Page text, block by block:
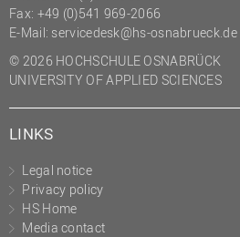
(PMO)
Recht
Science to Business GmbH
Studierendensekretariat
Studium und Lehre
Transfer- und
Innovationsmanagement
Fax: +49 (0)541 969-2066
E-Mail: servicedesk@hs-osnabrueck.de
© 2026 HOCHSCHULE OSNABRÜCK
UNIVERSITY OF APPLIED SCIENCES
LINKS
Legal notice
Privacy policy
HS Home
Media contact